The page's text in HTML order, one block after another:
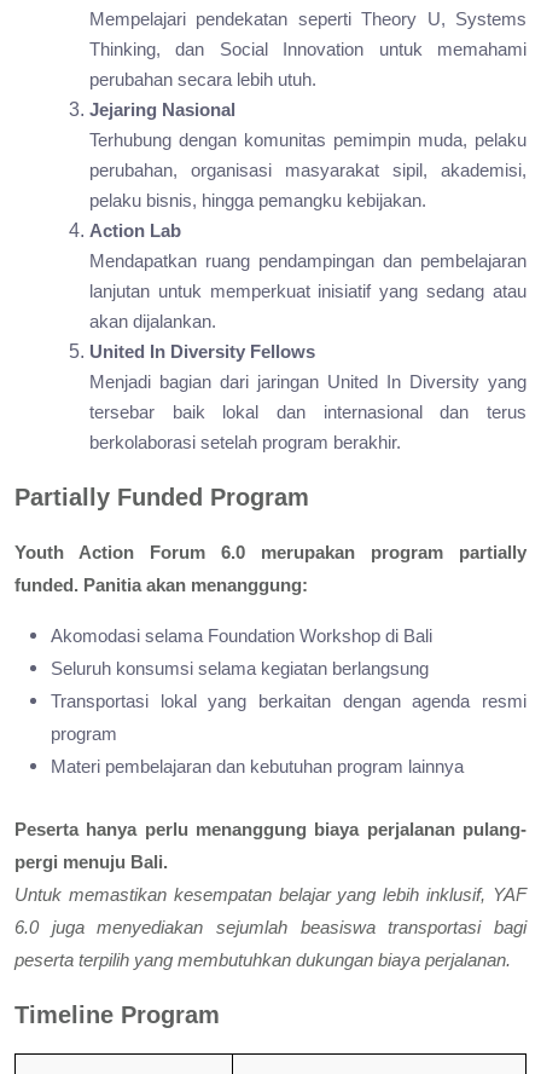
Mempelajari pendekatan seperti Theory U, Systems
Thinking, dan Social Innovation untuk memahami
perubahan secara lebih utuh.
Jejaring Nasional
Terhubung dengan komunitas pemimpin muda, pelaku
perubahan, organisasi masyarakat sipil, akademisi,
pelaku bisnis, hingga pemangku kebijakan.
Action Lab
Mendapatkan ruang pendampingan dan pembelajaran
lanjutan untuk memperkuat inisiatif yang sedang atau
akan dijalankan.
United In Diversity Fellows
Menjadi bagian dari jaringan United In Diversity yang
tersebar baik lokal dan internasional dan terus
berkolaborasi setelah program berakhir.
Partially Funded Program
Youth Action Forum 6.0 merupakan program partially
funded. Panitia akan menanggung:
Akomodasi selama Foundation Workshop di Bali
Seluruh konsumsi selama kegiatan berlangsung
Transportasi lokal yang berkaitan dengan agenda resmi
program
Materi pembelajaran dan kebutuhan program lainnya
Peserta hanya perlu menanggung biaya perjalanan pulang-
pergi menuju Bali.
Untuk memastikan kesempatan belajar yang lebih inklusif, YAF
6.0 juga menyediakan sejumlah beasiswa transportasi bagi
peserta terpilih yang membutuhkan dukungan biaya perjalanan.
Timeline Program